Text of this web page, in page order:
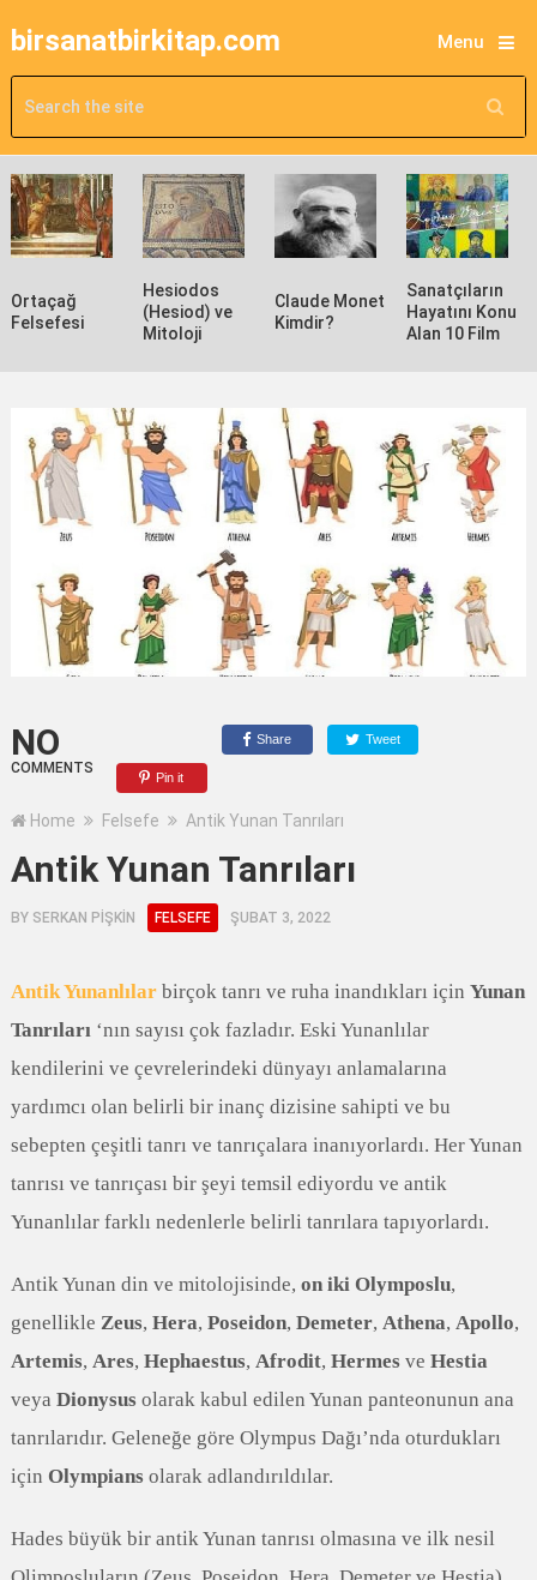
birsanatbirkitap.com Menu
Ortaçağ
Felsefesi
Hesiodos
(Hesiod) ve
Mitoloji
Claude Monet
Kimdir?
Sanatçıların
Hayatını Konu
Alan 10 Film
NO
COMMENTS
Share Tweet
Pin it
Home Felsefe Antik Yunan Tanrıları
Antik Yunan Tanrıları
BY SERKAN PİŞKİN FELSEFE ŞUBAT 3, 2022
Antik Yunanlılarbirçok tanrı ve ruha inandıkları için Yunan
Tanrıları ‘nın sayısı çok fazladır. Eski Yunanlılar
kendilerini ve çevrelerindeki dünyayı anlamalarına
yardımcı olan belirli bir inanç dizisine sahipti ve bu
sebepten çeşitli tanrı ve tanrıçalara inanıyorlardı. Her Yunan
tanrısı ve tanrıçası bir şeyi temsil ediyordu ve antik
Yunanlılar farklı nedenlerle belirli tanrılara tapıyorlardı.
Antik Yunan din ve mitolojisinde, on iki Olymposlu,
genellikle Zeus, Hera, Poseidon, Demeter, Athena, Apollo,
Artemis, Ares, Hephaestus, Afrodit, Hermesve Hestia
veya Dionysusolarak kabul edilen Yunan panteonunun ana
tanrılarıdır. Geleneğe göre Olympus Dağı’nda oturdukları
için Olympiansolarak adlandırıldılar.
Hades büyük bir antik Yunan tanrısı olmasına ve ilk nesil